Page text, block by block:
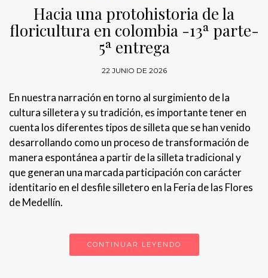
Hacia una protohistoria de la
floricultura en colombia -13ª parte-
5ª entrega
22 JUNIO DE 2026
En nuestra narración en torno al surgimiento de la
cultura silletera y su tradición, es importante tener en
cuenta los diferentes tipos de silleta que se han venido
desarrollando como un proceso de transformación de
manera espontánea a partir de la silleta tradicional y
que generan una marcada participación con carácter
identitario en el desfile silletero en la Feria de las Flores
de Medellín.
CONTINUAR LEYENDO